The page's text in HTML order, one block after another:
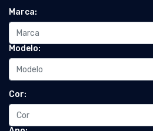
Marca:
Modelo:
Cor: